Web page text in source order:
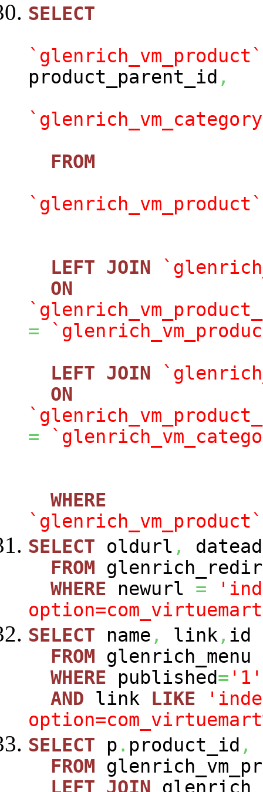
SELECT
`glenrich_vm_product`
product_parent_id ,
FROM
`glenrich_vm_product`
LEFT JOIN
ON
=
LEFT JOIN
ON
=
WHERE
`glenrich_vm_product`
SELECT oldurl ,
FROM
WHERE newurl =
SELECT name , link, id
FROM glenrich_menu
WHERE published= '1'
AND link LIKE
SELECT p . product_id ,
FROM
LEFT JOIN